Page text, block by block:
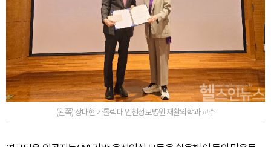
(왼쪽) 장대현 가톨릭대 인천성모병원 재활의학과 교수